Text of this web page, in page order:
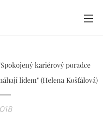
kariérový poradce
lidem" (Helena Košťálová)